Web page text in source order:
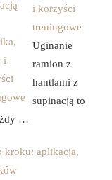
i korzyści
treningowe
Uginanie
ramion z
hantlami z
supinacją to
…
kroku: aplikacja,